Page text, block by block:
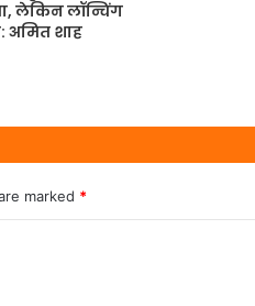
लेकिन लॉन्चिंग
अमित शाह
marked *